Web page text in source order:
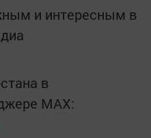
и интересным в
в
MАХ: